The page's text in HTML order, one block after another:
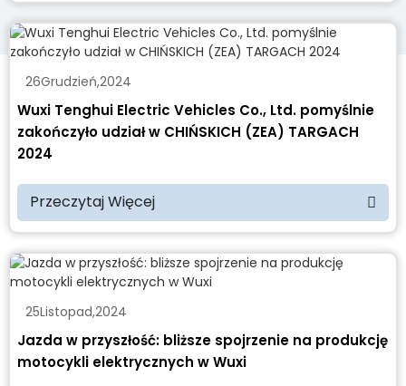
26Grudzień,2024
Wuxi Tenghui Electric Vehicles Co., Ltd. pomyślnie
zakończyło udział w CHIŃSKICH (ZEA) TARGACH
2024
Przeczytaj Więcej
25Listopad,2024
Jazda w przyszłość: bliższe spojrzenie na produkcję
motocykli elektrycznych w Wuxi